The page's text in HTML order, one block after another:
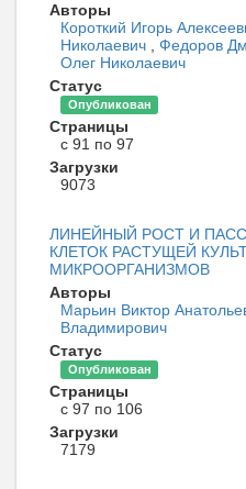
Авторы
Короткий Игорь
Николаевич
Федоров
Олег Николаевич
Статус
Опубликован
Страницы
с 91 по 97
Загрузки
9073
ЛИНЕЙНЫЙ РОСТ И
КЛЕТОК РАСТУЩЕЙ
МИКРООРГАНИЗМОВ
Авторы
Марьин Виктор
Владимирович
Статус
Опубликован
Страницы
с 97 по 106
Загрузки
7179